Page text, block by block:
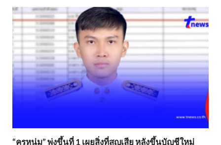
“ครูหนุ่ม” พุ่งขึ้นที่ 1 เผยสิ่งที่สูญเสีย หลังขึ้นบัญชีใหม่